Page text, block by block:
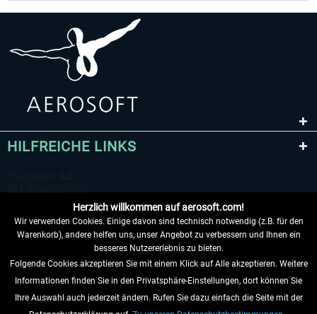
HILFREICHE LINKS
VERTRAG WIDERRUFEN
INFORMATIONEN
Herzlich willkommen auf aerosoft.com!
Wir verwenden Cookies. Einige davon sind technisch notwendig (z.B. für den
Warenkorb), andere helfen uns, unser Angebot zu verbessern und Ihnen ein
besseres Nutzererlebnis zu bieten.
Folgende Cookies akzeptieren Sie mit einem Klick auf Alle akzeptieren. Weitere
Informationen finden Sie in den Privatsphäre-Einstellungen, dort können Sie
Ihre Auswahl auch jederzeit ändern. Rufen Sie dazu einfach die Seite mit der